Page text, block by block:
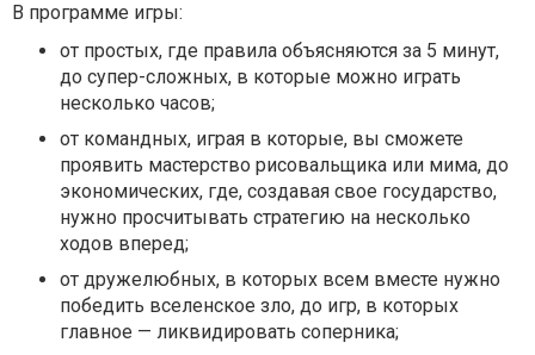
В программе игры:
от простых, где правила объясняются за 5 минут,
до супер-сложных, в которые можно играть
несколько часов;
от командных, играя в которые, вы сможете
проявить мастерство рисовальщика или мима, до
экономических, где, создавая свое государство,
нужно просчитывать стратегию на несколько
ходов вперед;
от дружелюбных, в которых всем вместе нужно
победить вселенское зло, до игр, в которых
главное — ликвидировать соперника;